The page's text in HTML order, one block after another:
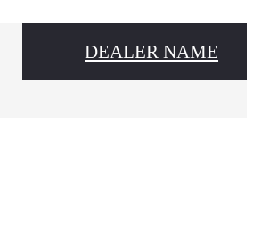
DEALER NAME